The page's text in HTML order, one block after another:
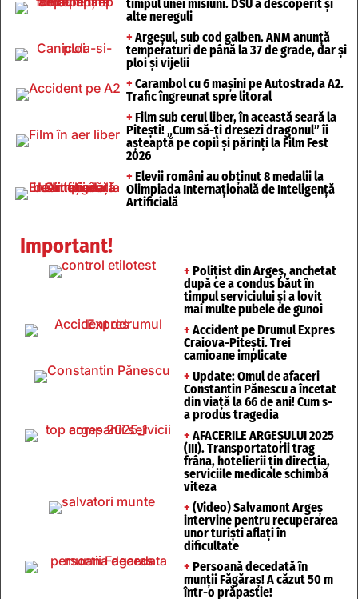
timpul unei misiuni. DSU a descoperit și
alte nereguli
+ Argeșul, sub cod galben. ANM anunță
temperaturi de până la 37 de grade, dar și
ploi și vijelii
+ Carambol cu 6 mașini pe Autostrada A2.
Trafic îngreunat spre litoral
+ Film sub cerul liber, în această seară la
Pitești! „Cum să-ți dresezi dragonul” îi
așteaptă pe copii și părinți la Film Fest
2026
+ Elevii români au obținut 8 medalii la
Olimpiada Internațională de Inteligență
Artificială
Important!
+ Polițist din Argeș, anchetat
după ce a condus băut în
timpul serviciului și a lovit
mai multe pubele de gunoi
+ Accident pe Drumul Expres
Craiova-Pitești. Trei
camioane implicate
+ Update: Omul de afaceri
Constantin Pănescu a încetat
din viață la 66 de ani! Cum s-
a produs tragedia
+ AFACERILE ARGEȘULUI 2025
(III). Transportatorii trag
frâna, hotelierii țin direcția,
serviciile medicale schimbă
viteza
+ (Video) Salvamont Argeș
intervine pentru recuperarea
unor turişti aflaţi în
dificultate
+ Persoană decedată în
munții Făgăraș! A căzut 50 m
într-o prăpastie!